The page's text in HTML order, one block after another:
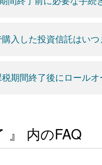
入した投資信託はい
期間終了後にロール
』 内のFAQ